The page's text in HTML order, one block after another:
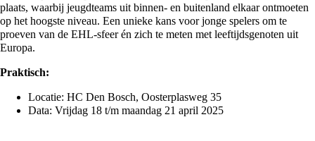
plaats, waarbij jeugdteams uit binnen- en buitenland elkaar ontmoeten
op het hoogste niveau. Een unieke kans voor jonge spelers om te
proeven van de EHL-sfeer én zich te meten met leeftijdsgenoten uit
Europa.
Praktisch:
Locatie: HC Den Bosch, Oosterplasweg 35
Data: Vrijdag 18 t/m maandag 21 april 2025